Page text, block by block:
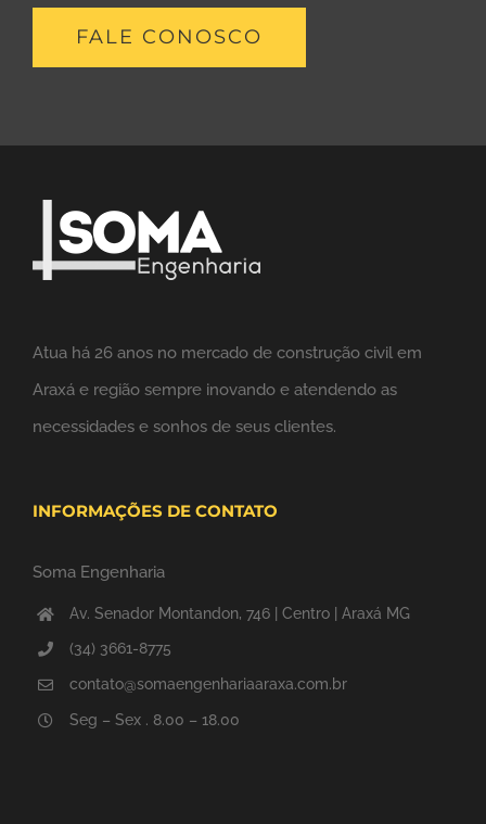
FALE CONOSCO
Atua há 26 anos no mercado de construção civil em
Araxá e região sempre inovando e atendendo as
necessidades e sonhos de seus clientes.
INFORMAÇÕES DE CONTATO
Soma Engenharia
Av. Senador Montandon, 746 | Centro | Araxá MG
(34) 3661-8775
contato@somaengenhariaaraxa.com.br
Seg – Sex . 8.00 – 18.00